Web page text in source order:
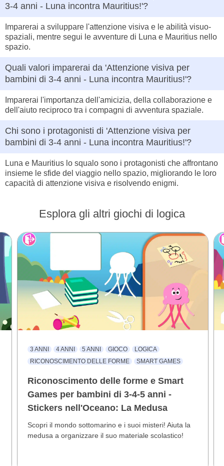
3-4 anni - Luna incontra Mauritius!'?
Imparerai a sviluppare l'attenzione visiva e le abilità visuo-
spaziali, mentre segui le avventure di Luna e Mauritius nello
spazio.
Quali valori imparerai da 'Attenzione visiva per
bambini di 3-4 anni - Luna incontra Mauritius!'?
Imparerai l'importanza dell'amicizia, della collaborazione e
dell'aiuto reciproco tra i compagni di avventura spaziale.
Chi sono i protagonisti di 'Attenzione visiva per
bambini di 3-4 anni - Luna incontra Mauritius!'?
Luna e Mauritius lo squalo sono i protagonisti che affrontano
insieme le sfide del viaggio nello spazio, migliorando le loro
capacità di attenzione visiva e risolvendo enigmi.
Esplora gli altri giochi di logica
3 ANNI 4 ANNI 5 ANNI GIOCO
LOGICA
RICONOSCIMENTO DELLE FORME
SMART GAMES
Riconoscimento delle forme e Smart
Games per bambini di 3-4-5 anni -
Stickers nell'Oceano: La Medusa
Scopri il mondo sottomarino e i suoi misteri! Aiuta la
medusa a organizzare il suo materiale scolastico!